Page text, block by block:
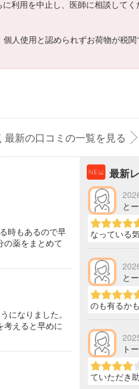
利用を中止し、医師に相談してく
人使用と認められずお荷物が税
最新の口コミの一覧を見る
時もあるので早
の薬をまとめて
になりました。
考えると早めに
最新
と
なっている
と
のも有るか
ト
ていただき